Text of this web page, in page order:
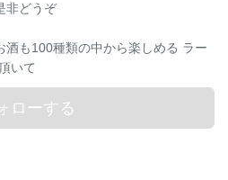
非どうぞ
も100種類の中から楽しめる ラー
いて
ローする